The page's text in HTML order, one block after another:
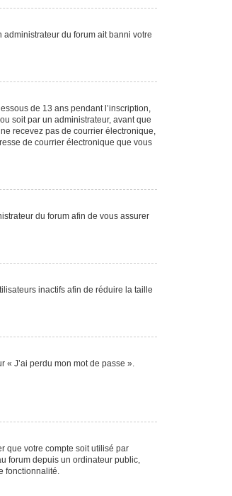
administrateur du forum ait banni votre
de 13 ans pendant l’inscription,
soit par un administrateur, avant que
recevez pas de courrier électronique,
de courrier électronique que vous
du forum afin de vous assurer
inactifs afin de réduire la taille
« J’ai perdu mon mot de passe ».
que votre compte soit utilisé par
forum depuis un ordinateur public,
fonctionnalité.